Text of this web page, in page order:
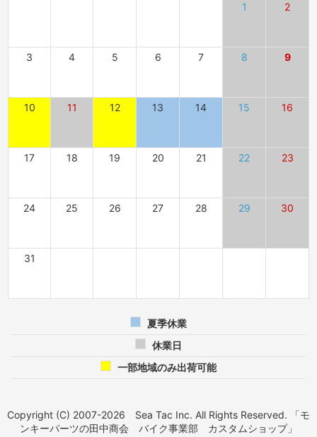
1 2
3 4 5 6 7 8 9
10 11 12 13 14 15 16
17 18 19 20 21 22 23
24 25 26 27 28 29 30
31
夏季休業
休業日
一部地域のみ出荷可能
Copyright (C) 2007-2026 Sea Tac Inc. All Rights Reserved. 「モ
ンキーパーツの田中商会 バイク事業部 カスタムショップ」